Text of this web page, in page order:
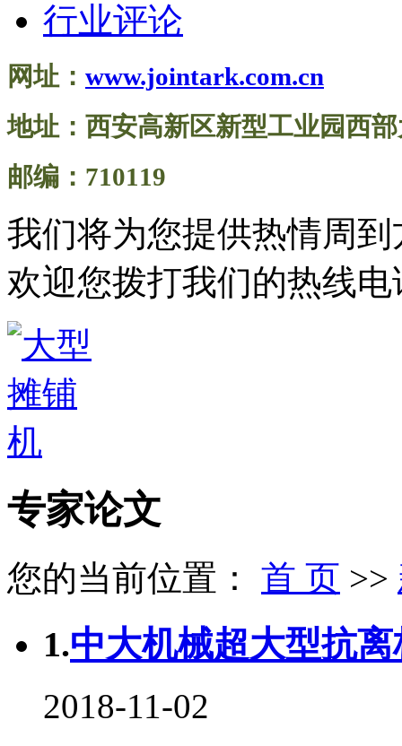
行业评论
网址： www.jointark.com.cn
地址：西安高新区新型工业园西
邮编：710119
我们将为您提供热情周
欢迎您拨打我们的热线电
专家论文
您的当前位置： 首 页 >>
1.中大机械超大型抗
2018-11-02